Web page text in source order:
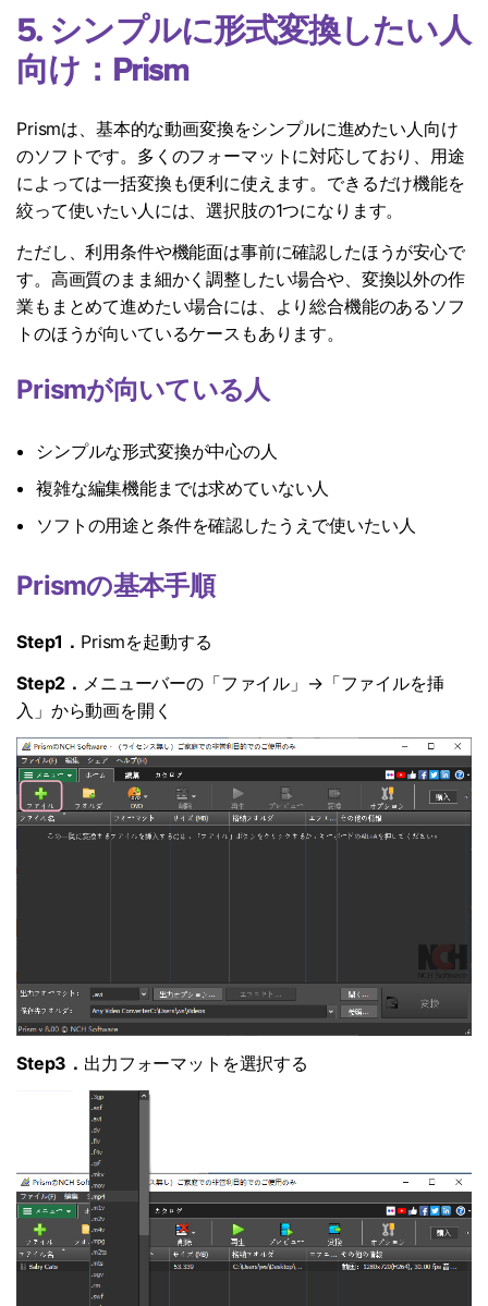
5. シンプルに形式変換したい人
向け：Prism
Prismは、基本的な動画変換をシンプルに進めたい人向け
のソフトです。多くのフォーマットに対応しており、用途
によっては一括変換も便利に使えます。できるだけ機能を
絞って使いたい人には、選択肢の1つになります。
ただし、利用条件や機能面は事前に確認したほうが安心で
す。高画質のまま細かく調整したい場合や、変換以外の作
業もまとめて進めたい場合には、より総合機能のあるソフ
トのほうが向いているケースもあります。
Prismが向いている人
シンプルな形式変換が中心の人
複雑な編集機能までは求めていない人
ソフトの用途と条件を確認したうえで使いたい人
Prismの基本手順
Step1． Prismを起動する
Step2． メニューバーの「ファイル」→「ファイルを挿
入」から動画を開く
Step3． 出力フォーマットを選択する